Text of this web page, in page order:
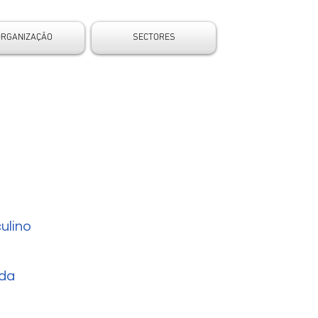
SECTORES